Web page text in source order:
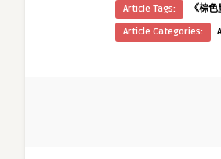
Article Tags:
《棕色
Article Categories: